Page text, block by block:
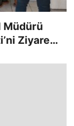
Müdürü
Ziyaret